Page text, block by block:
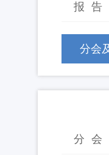
报告
分会
分会